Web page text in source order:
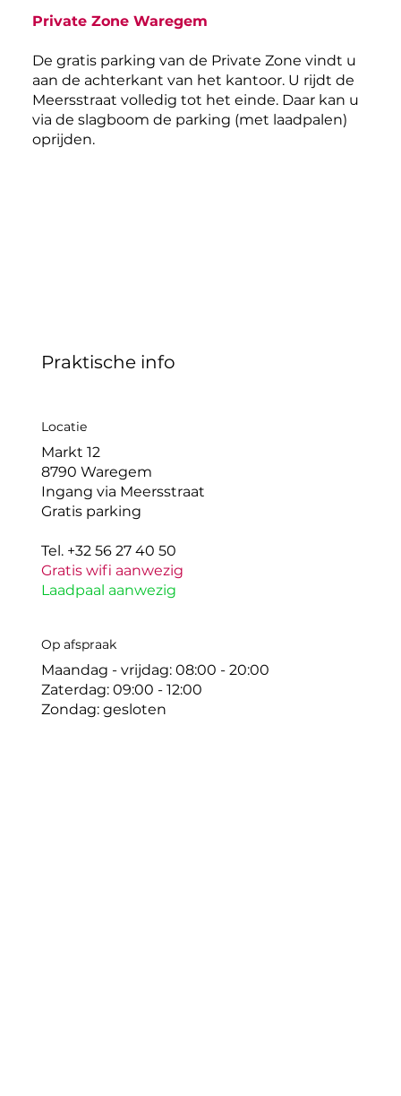
Private Zone Waregem
De gratis parking van de Private Zone vindt u
aan de achterkant van het kantoor. U rijdt de
Meersstraat volledig tot het einde. Daar kan u
via de slagboom de parking (met laadpalen)
oprijden.
Praktische info
Locatie
Markt 12
8790 Waregem
Ingang via Meersstraat
Gratis parking
Tel. +32 56 27 40 50
Gratis wifi aanwezig
Laadpaal aanwezig
Op afspraak
Maandag - vrijdag: 08:00 - 20:00
Zaterdag: 09:00 - 12:00
Zondag: gesloten